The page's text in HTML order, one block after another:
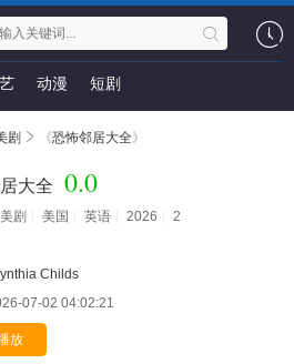
动漫 短剧
剧 《恐怖邻居大全》
大全 0.0
剧 美国 英语 2026
2
Childs
07-02 04:02:21
放